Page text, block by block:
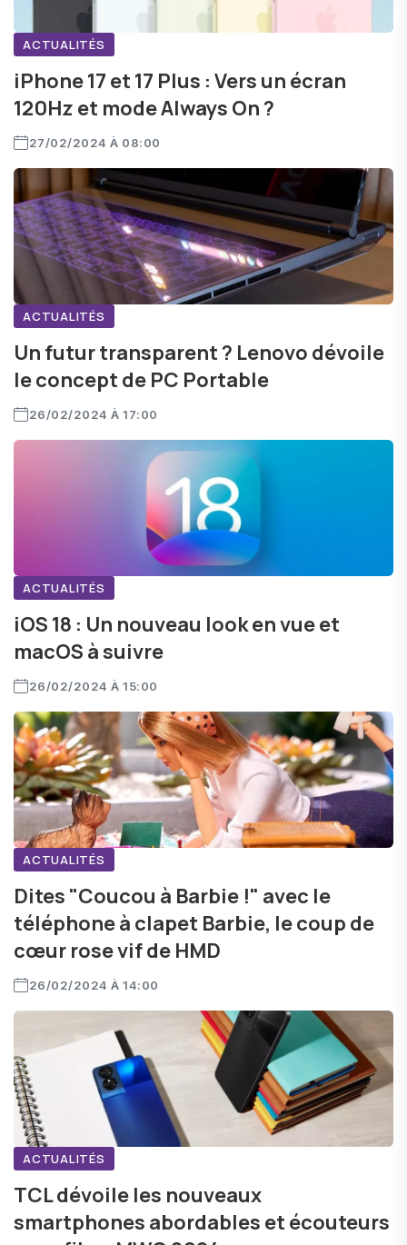
ACTUALITÉS
iPhone 17 et 17 Plus : Vers un écran
120Hz et mode Always On ?
27/02/2024 À 08:00
ACTUALITÉS
Un futur transparent ? Lenovo dévoile
le concept de PC Portable
26/02/2024 À 17:00
ACTUALITÉS
iOS 18 : Un nouveau look en vue et
macOS à suivre
26/02/2024 À 15:00
ACTUALITÉS
Dites "Coucou à Barbie !" avec le
téléphone à clapet Barbie, le coup de
cœur rose vif de HMD
26/02/2024 À 14:00
ACTUALITÉS
TCL dévoile les nouveaux
smartphones abordables et écouteurs